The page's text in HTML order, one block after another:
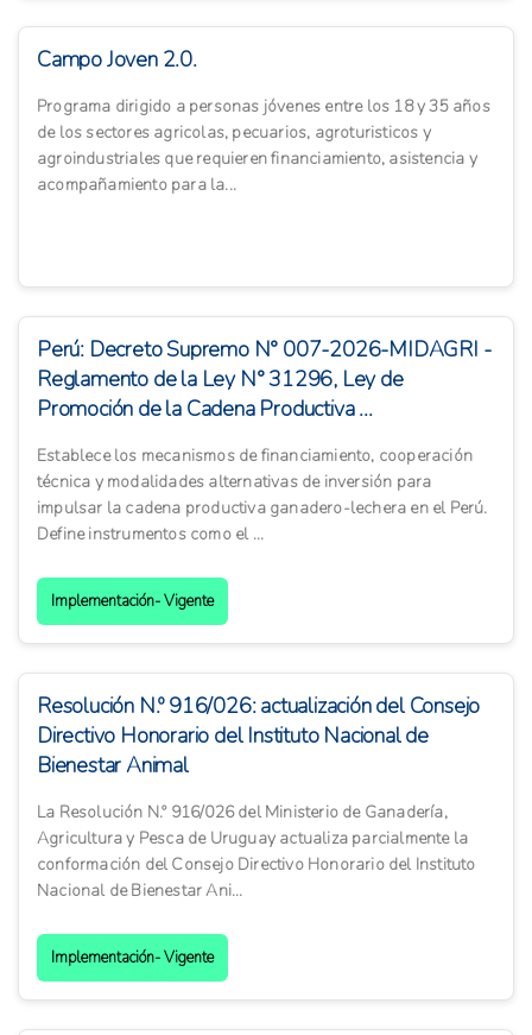
Campo Joven 2.0.
Programa dirigido a personas jóvenes entre los 18 y 35 años
de los sectores agricolas, pecuarios, agroturisticos y
agroindustriales que requieren financiamiento, asistencia y
acompañamiento para la...
Perú: Decreto Supremo N° 007-2026-MIDAGRI -
Reglamento de la Ley N° 31296, Ley de
Promoción de la Cadena Productiva ...
Establece los mecanismos de financiamiento, cooperación
técnica y modalidades alternativas de inversión para
impulsar la cadena productiva ganadero-lechera en el Perú.
Define instrumentos como el ...
Implementación- Vigente
Resolución N.º 916/026: actualización del Consejo
Directivo Honorario del Instituto Nacional de
Bienestar Animal
La Resolución N.º 916/026 del Ministerio de Ganadería,
Agricultura y Pesca de Uruguay actualiza parcialmente la
conformación del Consejo Directivo Honorario del Instituto
Nacional de Bienestar Ani...
Implementación- Vigente